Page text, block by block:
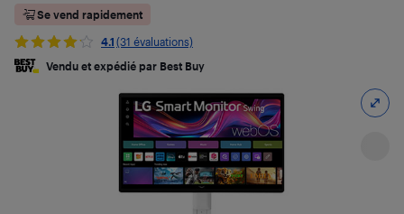
Se vend rapidement
4.1 (31 évaluations)
Vendu et expédié par Best Buy